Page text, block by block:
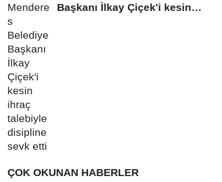
Başkanı İlkay Çiçek'i kesin
ÇOK OKUNAN HABERLER